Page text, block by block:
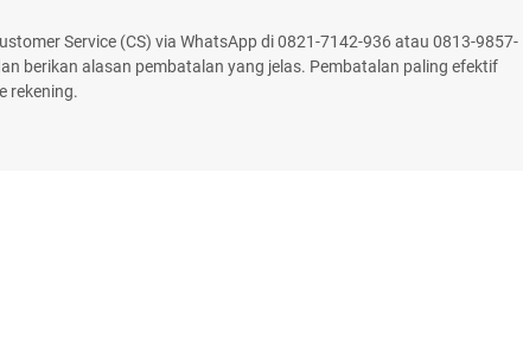
Service (CS) via WhatsApp di 0821-7142-936 atau 0813-9857-
berikan alasan pembatalan yang jelas. Pembatalan paling efektif
rekening.